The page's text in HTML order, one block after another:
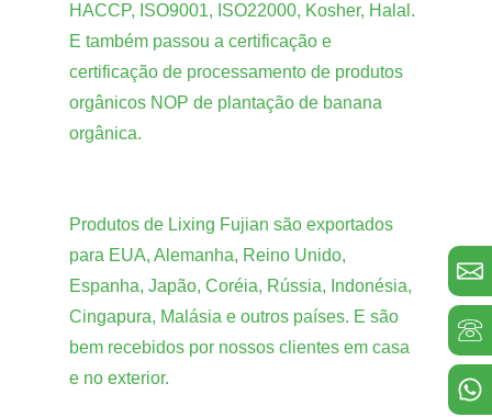
HACCP, ISO9001, ISO22000, Kosher, Halal.
E também passou a certificação e
certificação de processamento de produtos
orgânicos NOP de plantação de banana
orgânica.
Produtos de Lixing Fujian são exportados
para EUA, Alemanha, Reino Unido,
Espanha, Japão, Coréia, Rússia, Indonésia,
Cingapura, Malásia e outros países. E são
bem recebidos por nossos clientes em casa
e no exterior.